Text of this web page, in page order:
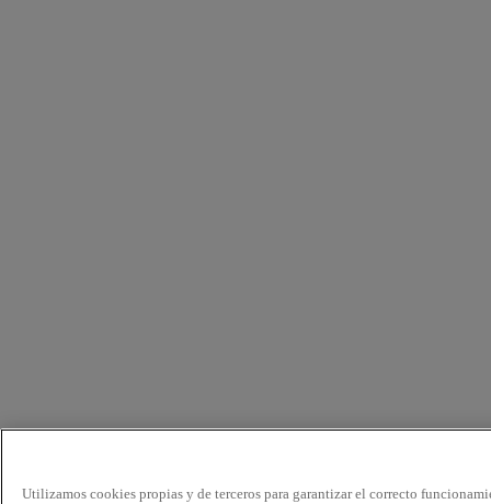
Utilizamos cookies propias y de terceros para garantizar el correcto